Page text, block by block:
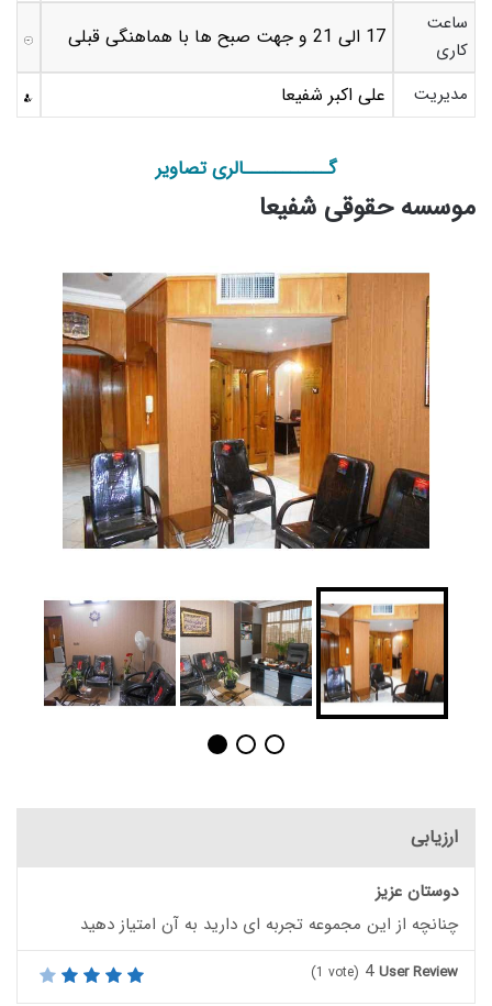
ساعت
کاری
17 الی 21 و جهت صبح ها با هماهنگی قبلی
مدیریت علی اکبر شفیعا
گـــــــــــالری تصاویر
موسسه حقوقی شفیعا
ارزیابی
دوستان عزیز
چنانچه از این مجموعه تجربه ای دارید به آن امتیاز دهید
User Review
4
(1 vote)